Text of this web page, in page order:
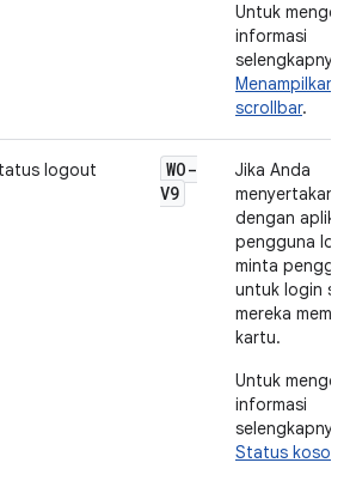
Untuk
informasi
Menampilkan
scrollbar.
logout
WO-
V9
Jika Anda
menyertakan
dengan
pengguna
minta
untuk login
mereka
kartu.
Untuk
informasi
Status kosong